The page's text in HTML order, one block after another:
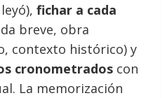
fichar a cada
breve, obra
contexto histórico) y
cronometrados con
La memorización